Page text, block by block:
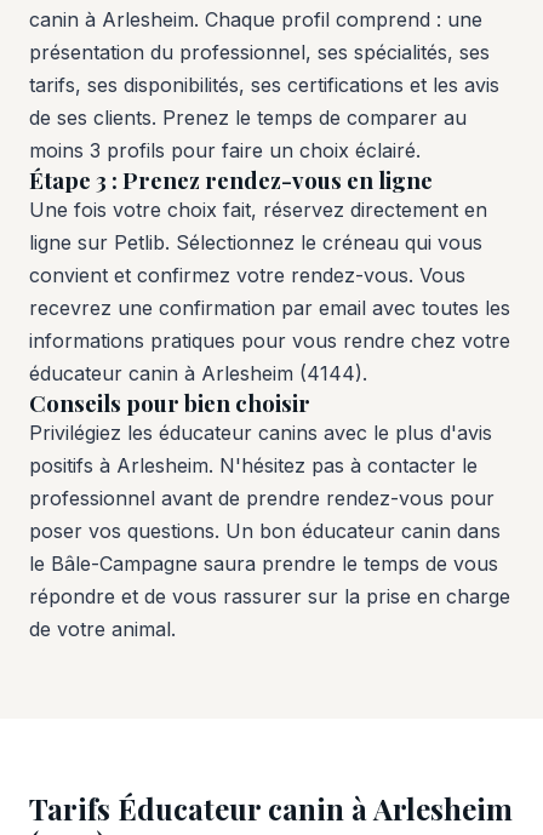
canin à Arlesheim. Chaque profil comprend : une
présentation du professionnel, ses spécialités, ses
tarifs, ses disponibilités, ses certifications et les avis
de ses clients. Prenez le temps de comparer au
moins 3 profils pour faire un choix éclairé.
Étape 3 : Prenez rendez-vous en ligne
Une fois votre choix fait, réservez directement en
ligne sur Petlib. Sélectionnez le créneau qui vous
convient et confirmez votre rendez-vous. Vous
recevrez une confirmation par email avec toutes les
informations pratiques pour vous rendre chez votre
éducateur canin à Arlesheim (4144).
Conseils pour bien choisir
Privilégiez les éducateur canins avec le plus d'avis
positifs à Arlesheim. N'hésitez pas à contacter le
professionnel avant de prendre rendez-vous pour
poser vos questions. Un bon éducateur canin dans
le Bâle-Campagne saura prendre le temps de vous
répondre et de vous rassurer sur la prise en charge
de votre animal.
Tarifs Éducateur canin à Arlesheim